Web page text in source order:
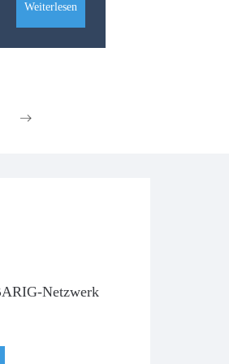
Weiterlesen
Netzwerk